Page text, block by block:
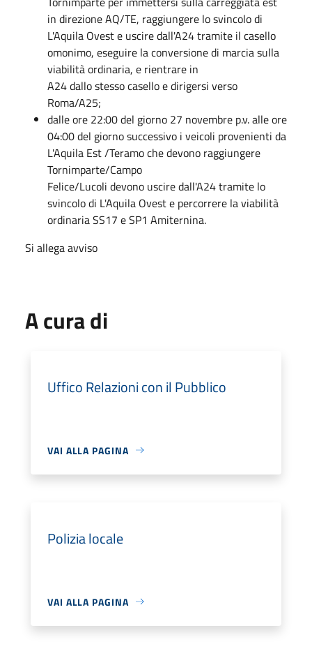
in direzione AQ/TE, raggiungere lo svincolo di
L'Aquila Ovest e uscire dall'A24 tramite il casello
omonimo, eseguire la conversione di marcia sulla
viabilità ordinaria, e rientrare in
A24 dallo stesso casello e dirigersi verso
Roma/A25;
dalle ore 22:00 del giorno 27 novembre p.v. alle ore
04:00 del giorno successivo i veicoli provenienti da
L'Aquila Est /Teramo che devono raggiungere
Tornimparte/Campo
Felice/Lucoli devono uscire dall'A24 tramite lo
svincolo di L'Aquila Ovest e percorrere la viabilità
ordinaria SS17 e SP1 Amiternina.
Si allega avviso
A cura di
Uffico Relazioni con il Pubblico
VAI ALLA PAGINA
Polizia locale
VAI ALLA PAGINA